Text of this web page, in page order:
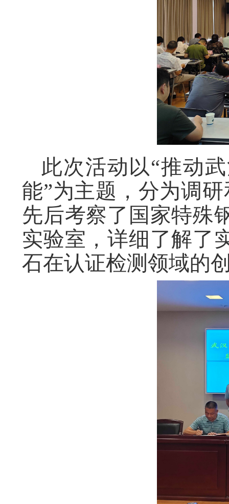
此次活动以“推动
能”为主题，分为调
先后考察了国家特殊
实验室，详细了解了
石在认证检测领域的